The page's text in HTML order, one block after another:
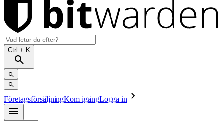
Ctrl + K
FöretagsförsäljningKom igångLogga in